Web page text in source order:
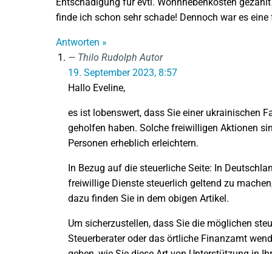
finde ich schon sehr schade! Dennoch war es
Antworten »
Thilo Rudolph Autor
19. September 2023, 8:57
Hallo Eveline,
es ist lobenswert, dass Sie einer ukrainischen
geholfen haben. Solche freiwilligen Aktionen
Personen erheblich erleichtern.
In Bezug auf die steuerliche Seite: In
freiwillige Dienste steuerlich geltend zu
dazu finden Sie in dem obigen Artikel.
Um sicherzustellen, dass Sie die möglichen
Steuerberater oder das örtliche Finanzamt